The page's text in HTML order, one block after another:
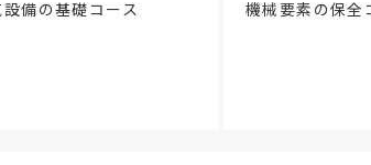
設備の基礎コース 機械要素の保全